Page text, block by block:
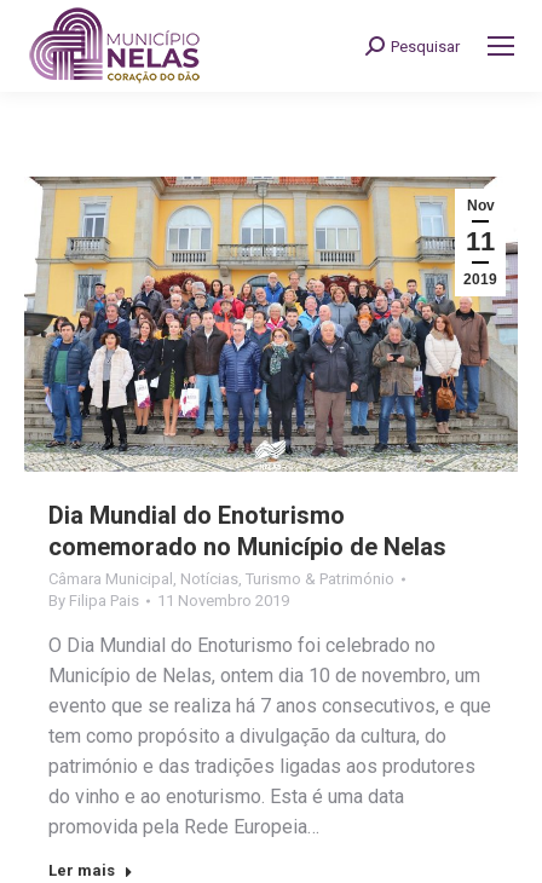
Search:
Pesquisar
Nov
11
2019
Dia Mundial do Enoturismo
comemorado no Município de Nelas
Câmara Municipal , Notícias, Turismo & Património
By Filipa Pais 11 Novembro 2019
O Dia Mundial do Enoturismo foi celebrado no
Município de Nelas, ontem dia 10 de novembro, um
evento que se realiza há 7 anos consecutivos, e que
tem como propósito a divulgação da cultura, do
património e das tradições ligadas aos produtores
do vinho e ao enoturismo. Esta é uma data
promovida pela Rede Europeia…
Ler mais